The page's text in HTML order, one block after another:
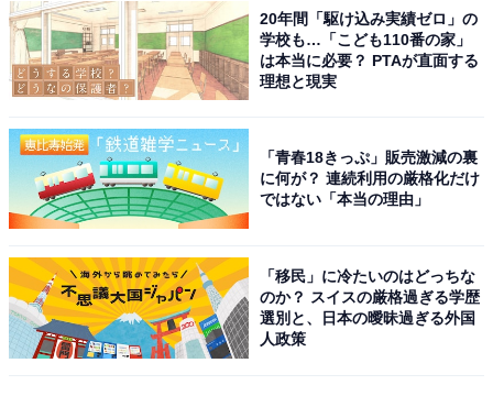
アクセス・料金情報は？ 泊まれる？
アクセス
所在地：愛媛県北宇和郡松野町大字松丸1661-13
アクセス：JR予土線「松丸駅」下車すぐ（駅舎2階） /
20年間「駆け込み実績ゼロ」の
学校も…「こども110番の家」
は本当に必要？ PTAが直面する
理想と現実
「青春18きっぷ」販売激減の裏
に何が？ 連続利用の厳格化だけ
ではない「本当の理由」
「移民」に冷たいのはどっちな
のか？ スイスの厳格過ぎる学歴
選別と、日本の曖昧過ぎる外国
人政策